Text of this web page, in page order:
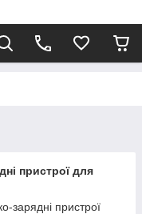
пристрої для
зарядні пристрої